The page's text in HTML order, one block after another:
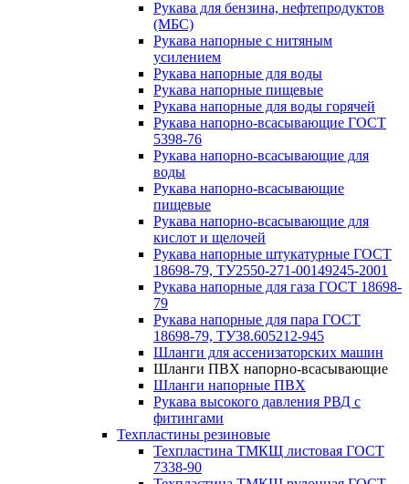
Рукава для бензина, нефтепродуктов
(МБС)
Рукава напорные с нитяным
усилением
Рукава напорные для воды
Рукава напорные пищевые
Рукава напорные для воды горячей
Рукава напорно-всасывающие ГОСТ
5398-76
Рукава напорно-всасывающие для
воды
Рукава напорно-всасывающие
пищевые
Рукава напорно-всасывающие для
кислот и щелочей
Рукава напорные штукатурные ГОСТ
18698-79, ТУ2550-271-00149245-2001
Рукава напорные для газа ГОСТ 18698-
79
Рукава напорные для пара ГОСТ
18698-79, ТУ38.605212-945
Шланги для ассенизаторских машин
Шланги ПВХ напорно-всасывающие
Шланги напорные ПВХ
Рукава высокого давления РВД с
фитингами
Техпластины резиновые
Техпластина ТМКЩ листовая ГОСТ
7338-90